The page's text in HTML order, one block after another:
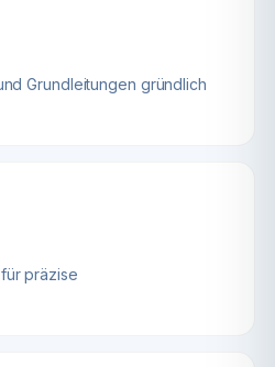
Grundleitungen gründlich
präzise